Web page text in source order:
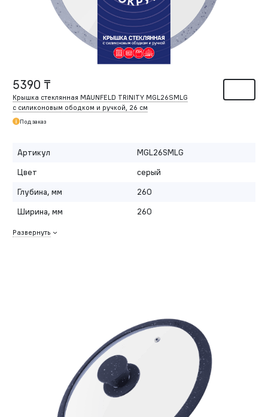
5390 ₸
Крышка стеклянная MAUNFELD TRINITY MGL26SMLG
с силиконовым ободком и ручкой, 26 см
Под заказ
Артикул
MGL26SMLG
Цвет
серый
Глубина, мм
260
Ширина, мм
260
Развернуть